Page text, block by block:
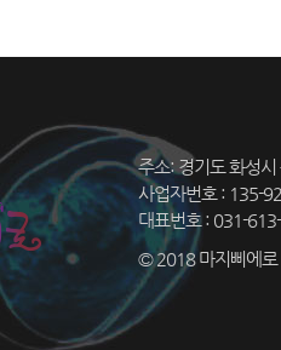
주소: 경기도 화성
사업자번호 : 135-
대표번호 : 031-
© 2018 마지삐에로